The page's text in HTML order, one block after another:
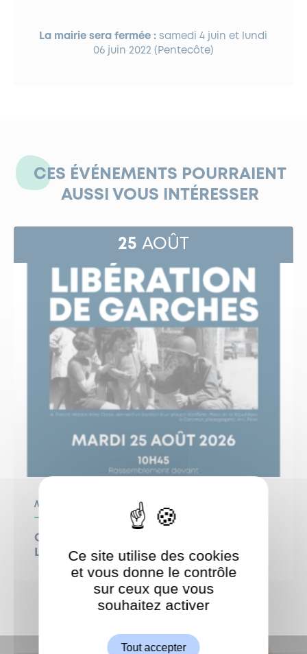
La mairie sera fermée : samedi 4 juin et lundi
06 juin 2022 (Pentecôte)
CES ÉVÉNEMENTS POURRAIENT
AUSSI VOUS INTÉRESSER
25 AOÛT
Mairie
Cérémonie commémorative –
Libération de Garches
ShareThis est désactivé.
Ce site utilise des cookies
et vous donne le contrôle
sur ceux que vous
souhaitez activer
Tout accepter